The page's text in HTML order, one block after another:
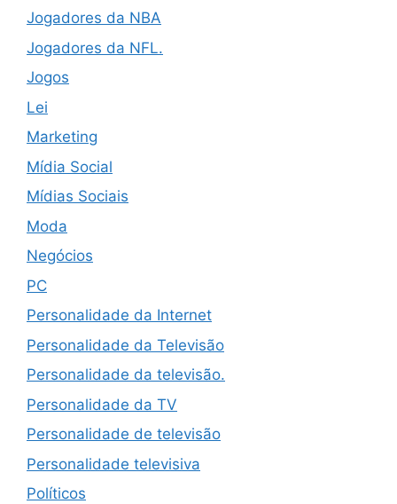
Jogadores da NBA
Jogadores da NFL.
Jogos
Lei
Marketing
Mídia Social
Mídias Sociais
Moda
Negócios
PC
Personalidade da Internet
Personalidade da Televisão
Personalidade da televisão.
Personalidade da TV
Personalidade de televisão
Personalidade televisiva
Políticos